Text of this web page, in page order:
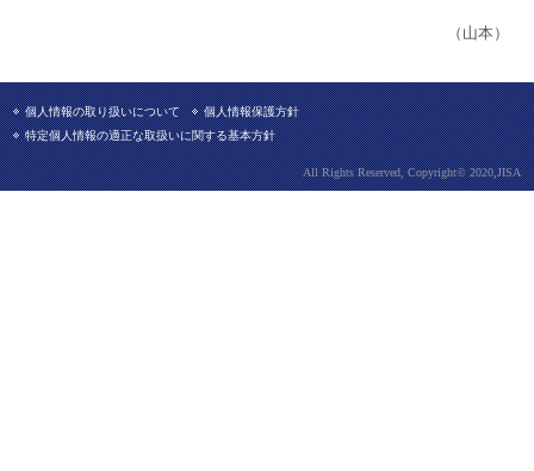
（山本）
個人情報の取り扱いについて
個人情報保護方針
特定個人情報の適正な取扱いに関する基本方針
All Rights Reserved, Copyright© 2020,JISA